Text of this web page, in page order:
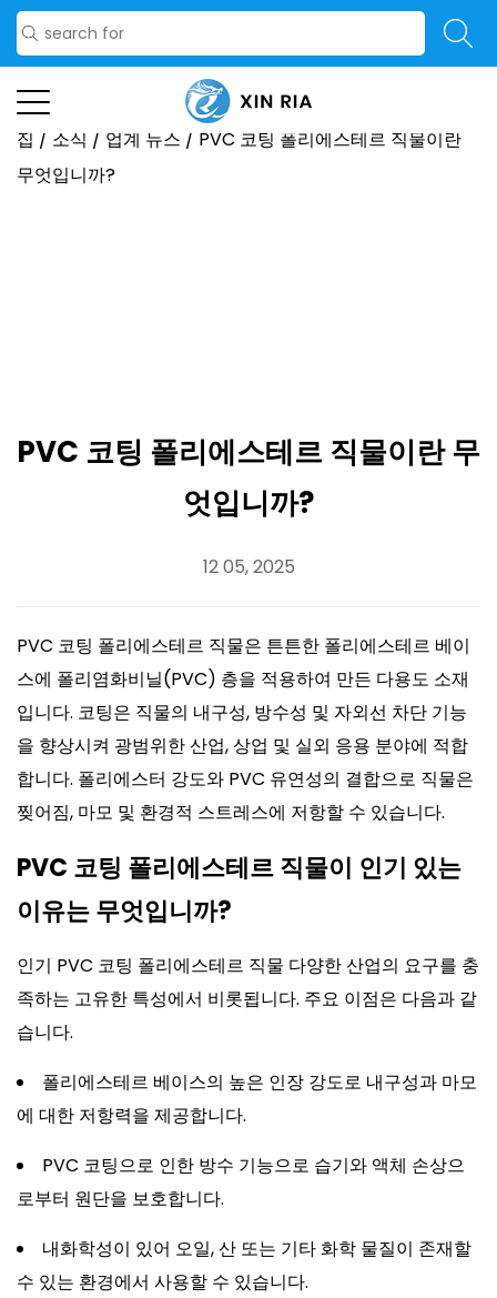
집 / 소식 / 업계 뉴스 / PVC 코팅 폴리에스테르 직물이란
무엇입니까?
PVC 코팅 폴리에스테르 직물이란 무
엇입니까?
12 05, 2025
PVC 코팅 폴리에스테르 직물은 튼튼한 폴리에스테르 베이
스에 폴리염화비닐(PVC) 층을 적용하여 만든 다용도 소재
입니다. 코팅은 직물의 내구성, 방수성 및 자외선 차단 기능
을 향상시켜 광범위한 산업, 상업 및 실외 응용 분야에 적합
합니다. 폴리에스터 강도와 PVC 유연성의 결합으로 직물은
찢어짐, 마모 및 환경적 스트레스에 저항할 수 있습니다.
PVC 코팅 폴리에스테르 직물이 인기 있는
이유는 무엇입니까?
인기 PVC 코팅 폴리에스테르 직물 다양한 산업의 요구를 충
족하는 고유한 특성에서 비롯됩니다. 주요 이점은 다음과 같
습니다.
폴리에스테르 베이스의 높은 인장 강도로 내구성과 마모
에 대한 저항력을 제공합니다.
PVC 코팅으로 인한 방수 기능으로 습기와 액체 손상으
로부터 원단을 보호합니다.
내화학성이 있어 오일, 산 또는 기타 화학 물질이 존재할
수 있는 환경에서 사용할 수 있습니다.